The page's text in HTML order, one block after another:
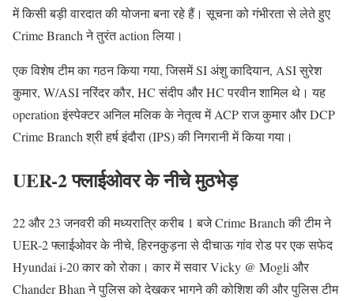
में किसी बड़ी वारदात की योजना बना रहे हैं। सूचना को गंभीरता से लेते हुए
Crime Branch ने तुरंत action लिया।
एक विशेष टीम का गठन किया गया, जिसमें SI अंशु कादियान, ASI सुरेश
कुमार, W/ASI नरिंदर कौर, HC संदीप और HC परवीन शामिल थे। यह
operation इंस्पेक्टर अनिल मलिक के नेतृत्व में ACP राज कुमार और DCP
Crime Branch श्री हर्ष इंदौरा (IPS) की निगरानी में किया गया।
UER-2 फ्लाईओवर के नीचे मुठभेड़
22 और 23 जनवरी की मध्यरात्रि करीब 1 बजे Crime Branch की टीम ने
UER-2 फ्लाईओवर के नीचे, हिरनकुड़ना से दीचाऊ गांव रोड पर एक सफेद
Hyundai i-20 कार को रोका। कार में सवार Vicky @ Mogli और
Chander Bhan ने पुलिस को देखकर भागने की कोशिश की और पुलिस टीम